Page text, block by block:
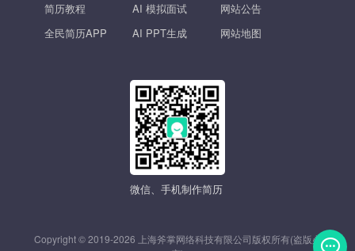
简历教程
全民简历APP
AI 模拟面试
AI PPT生成
网站公告
网站地图
微信、手机制作简历
Copyright © 2019-2026 上海斧掌网络科技有限公司版权所有(盗版必